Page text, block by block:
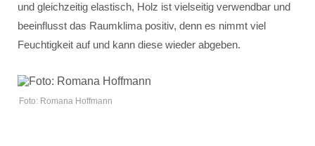
und gleichzeitig elastisch, Holz ist vielseitig verwendbar und
beeinflusst das Raumklima positiv, denn es nimmt viel
Feuchtigkeit auf und kann diese wieder abgeben.
Foto: Romana Hoffmann